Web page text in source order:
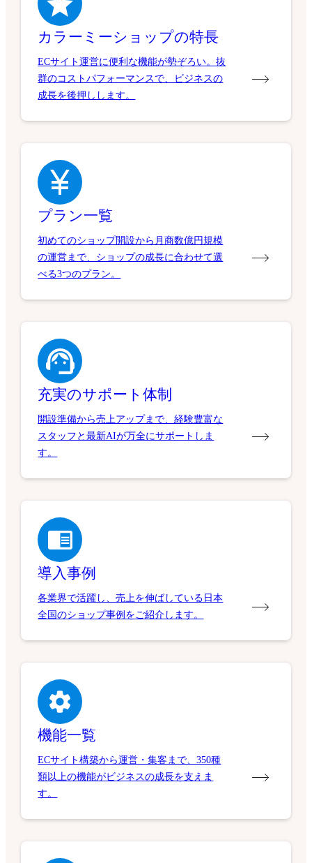
カラーミーショップの特長
ECサイト運営に便利な機能が勢ぞろい。抜
群のコストパフォーマンスで、ビジネスの
成長を後押しします。
プラン一覧
初めてのショップ開設から月商数億円規模
の運営まで、ショップの成長に合わせて選
べる3つのプラン。
充実のサポート体制
開設準備から売上アップまで、経験豊富な
スタッフと最新AIが万全にサポートしま
す。
導入事例
各業界で活躍し、売上を伸ばしている日本
全国のショップ事例をご紹介します。
機能一覧
ECサイト構築から運営・集客まで、350種
類以上の機能がビジネスの成長を支えま
す。